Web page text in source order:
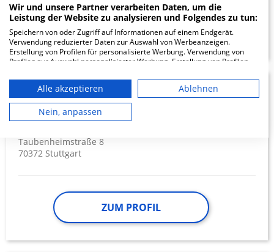
ZUM PROFIL
Sportklinik Stuttgart
GmbH
Taubenheimstraße 8
70372 Stuttgart
ZUM PROFIL
Wir und unsere Partner verarbeiten Daten, um die
Leistung der Website zu analysieren und Folgendes zu tun:
Speichern von oder Zugriff auf Informationen auf einem Endgerät.
Verwendung reduzierter Daten zur Auswahl von Werbeanzeigen.
Erstellung von Profilen für personalisierte Werbung. Verwendung von
Profilen zur Auswahl personalisierter Werbung. Erstellung von Profilen
personalisierter Inhalte. Messung der Werbeleistung. Messung der
Performance von Inhalten. Analyse von Zielgruppen durch Statistiken
oder Kombinationen von Daten aus verschiedenen Quellen. Entwicklung
und Verbesserung der Angebote. Verwendung reduzierter Daten zur
Auswahl von Inhalten.
die USA gesendet werden.
Ihre Einwilligung und die cookie Richtlinie gelten ausschließlich für diese
Partnerliste anzeigen (1 IAB-Anbieter)
Wir nutzen Ihre Daten für folgende Zwecke:
IAB-Verarbeitungszwecke:
Speichern von oder Zugriff auf
Informationen auf einem Endgerät
Alle akzeptieren
Ablehnen
Nein, anpassen